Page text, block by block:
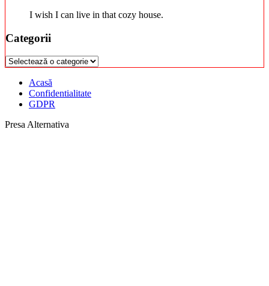
I wish I can live in that cozy house.
Categorii
Categorii
Acasă
Confidentialitate
GDPR
Presa Alternativa